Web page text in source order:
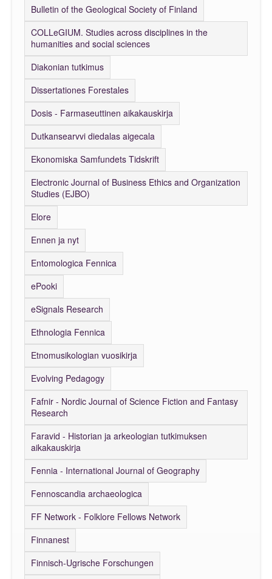
Bulletin of the Geological Society of Finland
COLLeGIUM. Studies across disciplines in the
humanities and social sciences
Diakonian tutkimus
Dissertationes Forestales
Dosis - Farmaseuttinen aikakauskirja
Dutkansearvvi diedalas aigecala
Ekonomiska Samfundets Tidskrift
Electronic Journal of Business Ethics and Organization
Studies (EJBO)
Elore
Ennen ja nyt
Entomologica Fennica
ePooki
eSignals Research
Ethnologia Fennica
Etnomusikologian vuosikirja
Evolving Pedagogy
Fafnir - Nordic Journal of Science Fiction and Fantasy
Research
Faravid - Historian ja arkeologian tutkimuksen
aikakauskirja
Fennia - International Journal of Geography
Fennoscandia archaeologica
FF Network - Folklore Fellows Network
Finnanest
Finnisch-Ugrische Forschungen